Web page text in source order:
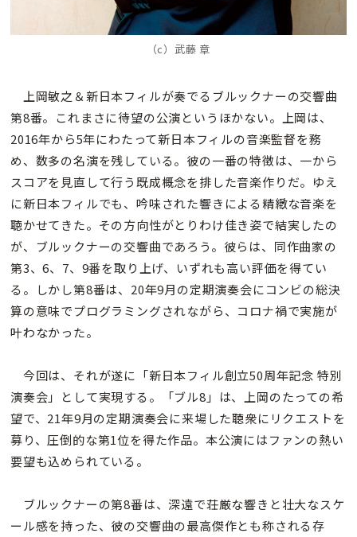
（c）武藤 章
上岡敏之＆新日本フィルが奏でるブルックナーの交響曲
第8番。これまさに待望の公演というほかない。上岡は、
2016年から5年にわたって新日本フィルの音楽監督を務
め、数多の名演を残している。彼の一番の特徴は、一から
スコアを見直して行う既成概念を排した音楽作りだ。ゆえ
に新日本フィルでも、吟味された響きによる精緻な音楽を
聴かせてきた。その方向性がとりわけ佳き姿で結実したの
が、ブルックナーの交響曲であろう。彼らは、同作曲家の
第3、6、7、9番を取り上げ、いずれも高い評価を得てい
る。しかし第8番は、20年9月の定期演奏会にコンビの総決
算の意味でプログラミングされながら、コロナ禍で実施が
叶わなかった。
今回は、それが遂に「新日本フィル創立50周年記念 特別
演奏会」として実現する。「ブル8」は、上岡のたっての希
望で、21年9月の定期演奏会に来場した聴衆にリクエストを
募り、圧倒的な第1位を得た作品。本公演にはファンの熱い
要望も込められている。
ブルックナーの第8番は、深遠で荘厳な響きと壮大なスケ
ール感を持った、彼の交響曲の最高傑作とも称される存